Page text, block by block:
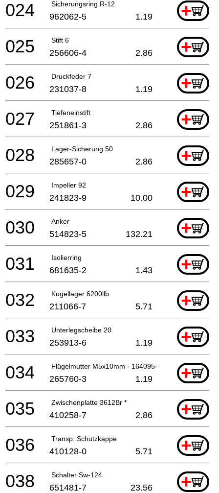
Sicherungsring R-12 +
024 962062-5 1.19
Stift 6 +
025 256606-4 2.86
Druckfeder 7 +
026 231037-8 1.19
Tiefeneinstift +
027 251861-3 2.86
Lager-Sicherung 50 +
028 285657-0 2.86
Impeller 92 +
029 241823-9 10.00
Anker +
030 514823-5 132.21
Isolierring +
031 681635-2 1.43
Kugellager 6200llb +
032 211066-7 5.71
Unterlegscheibe 20 +
033 253913-6 1.19
Flügelmutter M5x10mm - 164095-8 +
034 265760-3 1.19
Zwischenplatte 3612Br * +
035 410258-7 2.86
Transp. Schutzkappe +
036 410128-0 5.71
Schalter Sw-124 +
038 651481-7 23.56